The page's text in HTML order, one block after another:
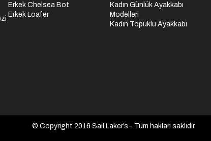
Erkek Chelsea Bot
Erkek Loafer
Kadın Günlük Ayakkabı
Modelleri
Kadın Topuklu Ayakkabı
© Copyright 2016 Sail Laker’s - Tüm hakları saklıdır.